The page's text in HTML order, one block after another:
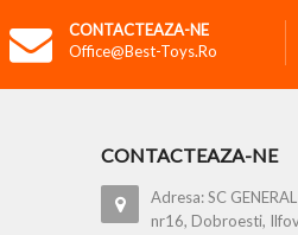
CONTACTEAZA-NE
Office@best-Toys.ro
CONTACTEAZA-NE
Adresa: SC
nr16, Dobroesti,